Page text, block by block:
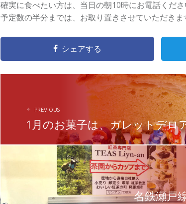
確実に食べたい方は、当日の朝10時にお電話くださ
予定数の半分までは、お取り置きさせていただきま
シェアする
NAVIGATION
PREVIOUS
1月のお菓子は、ガレットデロ
名鉄瀬戸